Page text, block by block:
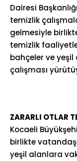
Dairesi
temizlik
gelmesiyle
temizlik
bahçeler ve
çalışması
ZARARLI OTLAR
Kocaeli
birlikte
yeşil alanlara